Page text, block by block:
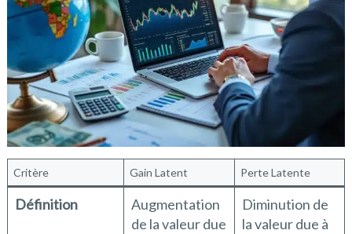
Critère Gain Latent Perte Latente
Définition
Augmentation
de la valeur due
Diminution de
la valeur due à